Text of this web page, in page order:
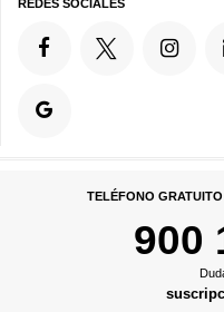
REDES SOCIALES
TELÉFONO
900